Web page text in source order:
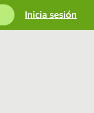
Inicia sesión